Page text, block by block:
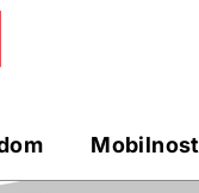
Mobilnost